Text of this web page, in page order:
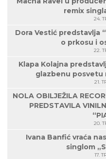
remix
24.
Dora Vestić predstavlja
o prkosu i
22.
Klapa Kolajna
glazbenu posvetu
21.
NOLA OBILJEŽILA
PREDSTAVILA
20.
Ivana Banfić vraća
singlom
17.